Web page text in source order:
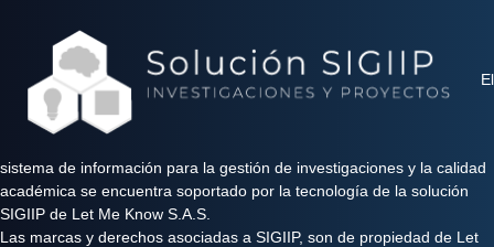
El
sistema de información para la gestión de investigaciones y la calidad
académica se encuentra soportado por la tecnología de la solución
SIGIIP de Let Me Know S.A.S.
Las marcas y derechos asociadas a SIGIIP, son de propiedad de Let